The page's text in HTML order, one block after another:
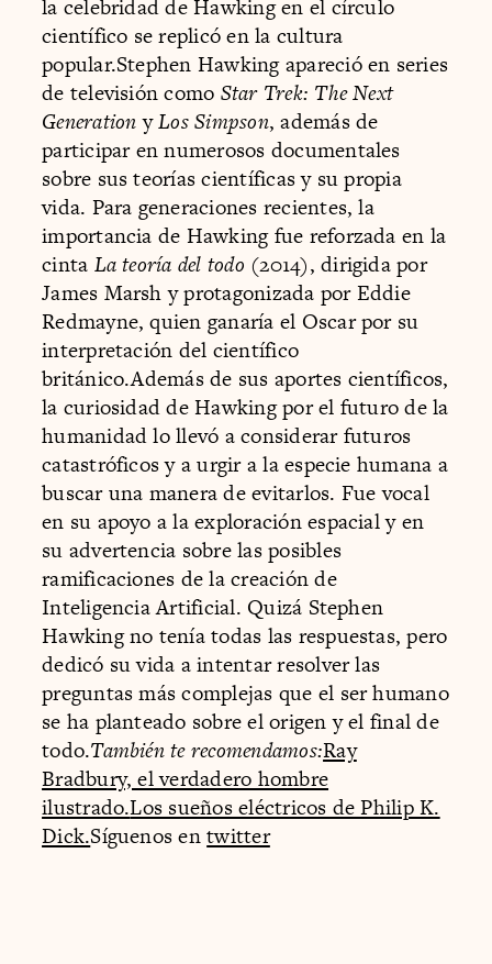
la celebridad de Hawking en el círculo
científico se replicó en la cultura
popular.Stephen Hawking apareció en series
de televisión como Star Trek: The Next
GenerationyLos Simpson, además de
participar en numerosos documentales
sobre sus teorías científicas y su propia
vida. Para generaciones recientes, la
importancia de Hawking fue reforzada en la
cinta La teoría del todo (2014), dirigida por
James Marsh y protagonizada por Eddie
Redmayne, quien ganaría el Oscar por su
interpretación del científico
británico.Además de sus aportes científicos,
la curiosidad de Hawking por el futuro de la
humanidad lo llevó a considerar futuros
catastróficos y a urgir a la especie humana a
buscar una manera de evitarlos. Fue vocal
en su apoyo a la exploración espacial y en
su advertencia sobre las posibles
ramificaciones de la creación de
Inteligencia Artificial. Quizá Stephen
Hawking no tenía todas las respuestas, pero
dedicó su vida a intentar resolver las
preguntas más complejas que el ser humano
se ha planteado sobre el origen y el final de
todo.También te recomendamos:Ray
Bradbury, el verdadero hombre
ilustrado.Los sueños eléctricos de Philip K.
Dick.Síguenos entwitter